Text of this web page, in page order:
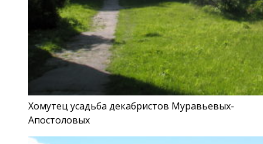
Хомутец усадьба декабристов Муравьевых-
Апостоловых